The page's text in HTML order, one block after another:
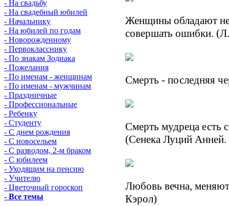
- На свадьбу
- На свадебный юбилей
- Начальнику
- На юбилей по годам
- Новорожденному
- Первокласснику
- По знакам Зодиака
- Пожелания
- По именам - женщинам
- По именам - мужчинам
- Праздничные
- Профессиональные
- Ребенку
- Студенту
- С днем рождения
- С новосельем
- С разводом, 2-м браком
- С юбилеем
- Уходящим на пенсию
- Учителю
- Цветочный гороскоп
- Все темы
Женщины обладают
совершать ошибки.
Смерть - последняя
Смерть мудреца есть
(Сенека Луций
Любовь вечна,
Кэрол)